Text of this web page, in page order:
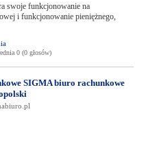
swoje funkcjonowanie na
i funkcjonowanie pieniężnego,
0 (0 głosów)
SIGMA biuro rachunkowe